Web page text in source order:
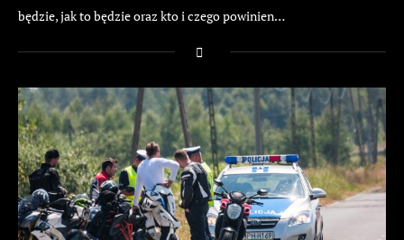
będzie, jak to będzie oraz kto i czego powinien…